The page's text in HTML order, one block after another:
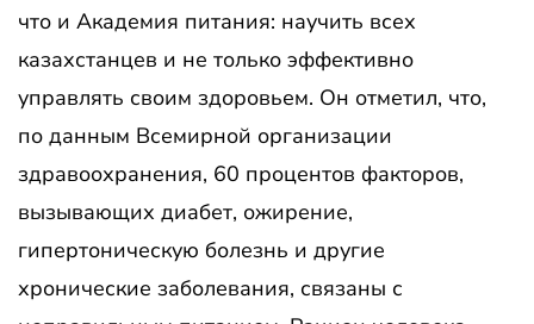
что и Академия питания: научить всех
казахстанцев и не только эффективно
управлять своим здоровьем. Он отметил, что,
по данным Всемирной организации
здравоохранения, 60 процентов факторов,
вызывающих диабет, ожирение,
гипертоническую болезнь и другие
хронические заболевания, связаны с